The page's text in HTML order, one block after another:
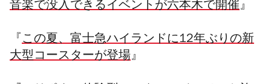
音楽で没入できるイベントが六本木で開催』
『 この夏、富士急ハイランドに12年ぶりの新
大型コースターが登場』